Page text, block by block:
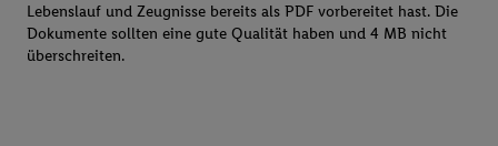
Lebenslauf und Zeugnisse bereits als PDF vorbereitet hast. Die
Dokumente sollten eine gute Qualität haben und 4 MB nicht
überschreiten.